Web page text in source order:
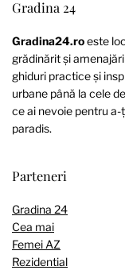
Gradina 24
Gradina24.roeste
grădinărit și
ghiduri practice și
urbane până la cele
ce ai nevoie pentru
paradis.
Parteneri
Gradina 24
Cea mai
Femei AZ
Rezidential